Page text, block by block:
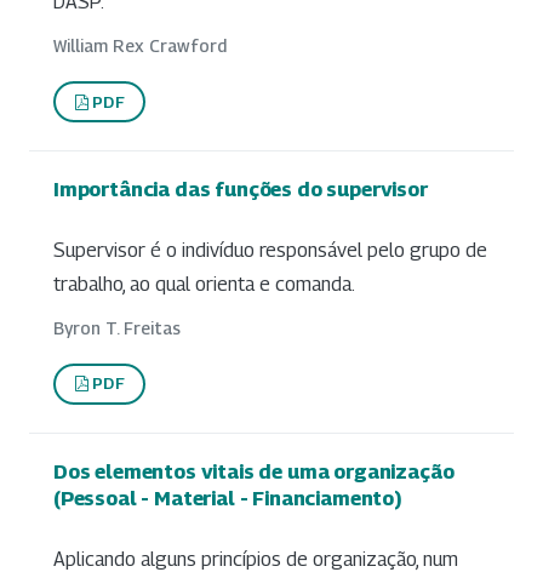
William Rex Crawford
PDF
Importância das funções do supervisor
Supervisor é o indivíduo responsável pelo grupo de
trabalho, ao qual orienta e comanda.
Byron T. Freitas
PDF
Dos elementos vitais de uma organização
(Pessoal - Material - Financiamento)
Aplicando alguns princípios de organização, num